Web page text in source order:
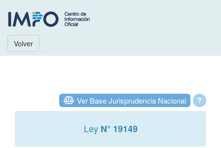
Volver
?
Ver Base Jurisprudencia Nacional
Ley N° 19149